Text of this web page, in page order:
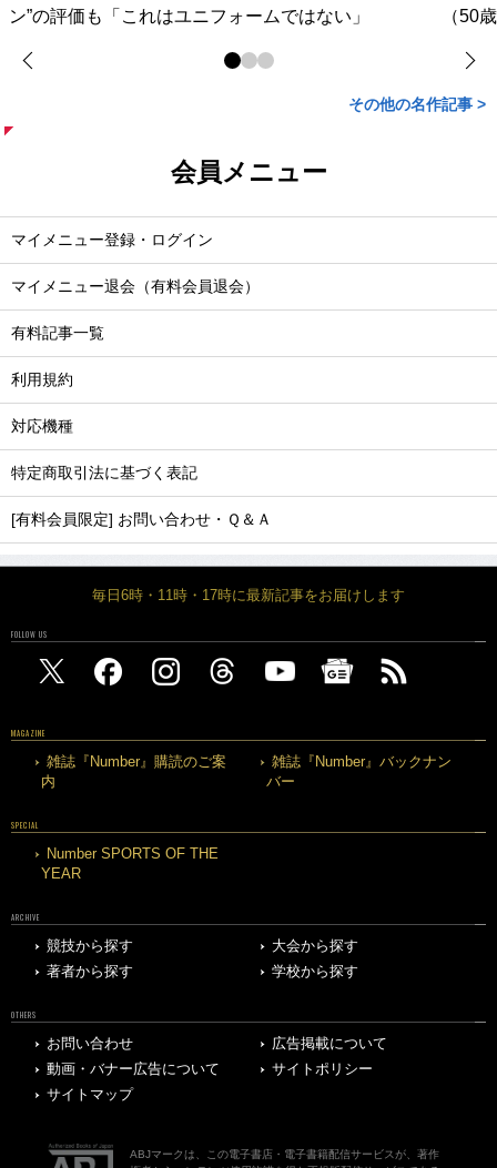
ン”の評価も「これはユニフォームではない」
（50
その他の名作記事 >
会員メニュー
マイメニュー登録・ログイン
マイメニュー退会（有料会員退会）
有料記事一覧
利用規約
対応機種
特定商取引法に基づく表記
[有料会員限定] お問い合わせ・Ｑ＆Ａ
毎日6時・11時・17時に最新記事をお届けします
FOLLOW US
MAGAZINE
雑誌『Number』購読のご案
内
雑誌『Number』バックナン
バー
SPECIAL
Number SPORTS OF THE
YEAR
ARCHIVE
競技から探す
大会から探す
著者から探す
学校から探す
OTHERS
お問い合わせ
広告掲載について
動画・バナー広告について
サイトポリシー
サイトマップ
ABJマークは、この電子書店・電子書籍配信サービスが、著作